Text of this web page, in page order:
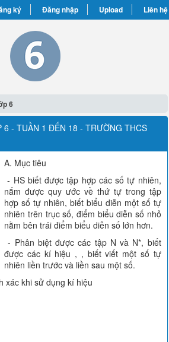
ký Đăng nhập Upload Liên hệ
6
6 - TUẦN 1 ĐẾN 18 - TRƯỜNG THCS
A. Mục tiêu
- HS biết được tập hợp các số tự nhiên,
nắm được quy ước về thứ tự trong tập
hợp số tự nhiên, biết biểu diễn một số tự
nhiên trên trục số, điểm biểu diễn số nhỏ
nằm bên trái điểm biểu diễn số lớn hơn.
- Phân biệt được các tập N và N*, biết
được các kí hiệu , , biết viết một số tự
nhiên liền trước và liền sau một số.
xác khi sử dụng kí hiệu